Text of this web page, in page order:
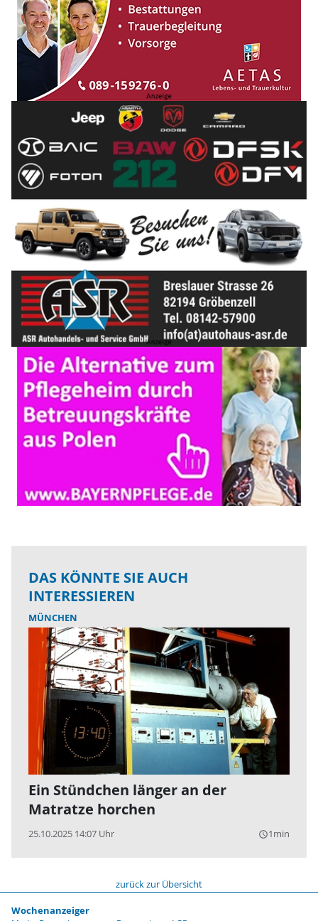
DAS KÖNNTE SIE AUCH
INTERESSIEREN
MÜNCHEN
Ein Stündchen länger an der
Matratze horchen
25.10.2025 14:07 Uhr query_builder1min
zurück zur Übersicht
Wochenanzeiger